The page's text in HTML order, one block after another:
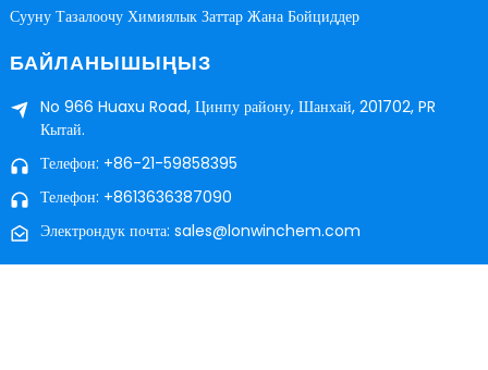
Сууну Тазалоочу Химиялык Заттар Жана Бойциддер
БАЙЛАНЫШЫҢЫЗ
No 966 Huaxu Road, Цинпу району, Шанхай, 201702, PR
Кытай.
Телефон: +86-21-59858395
Телефон: +8613636387090
Электрондук почта: sales@lonwinchem.com